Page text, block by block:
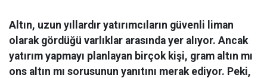
Altın, uzun yıllardır yatırımcıların güvenli liman
olarak gördüğü varlıklar arasında yer alıyor. Ancak
yatırım yapmayı planlayan birçok kişi, gram altın mı
ons altın mı sorusunun yanıtını merak ediyor. Peki,